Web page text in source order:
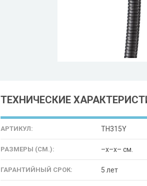
ТЕХНИЧЕСКИЕ
АРТИКУЛ: TH315Y
РАЗМЕРЫ (СМ.): –x–x– см.
ГАРАНТИЙНЫЙ СРОК: 5 лет